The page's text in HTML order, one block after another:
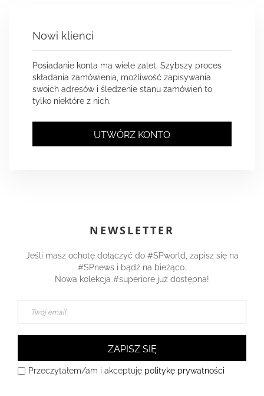
Nowi klienci
Posiadanie konta ma wiele zalet. Szybszy proces
składania zamówienia, możliwość zapisywania
swoich adresów i śledzenie stanu zamówień to
tylko niektóre z nich.
UTWÓRZ KONTO
NEWSLETTER
Jeśli masz ochotę dołączyć do #SPworld, zapisz się na
#SPnews i bądź na bieżąco.
Nowa kolekcja #superiore już dostępna!
ZAPISZ SIĘ
Przeczytałem/am i akceptuję politykę prywatności